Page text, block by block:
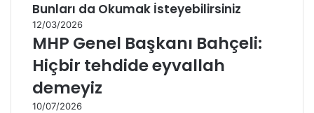
Bunları da Okumak İsteyebilirsiniz
12/03/2026
MHP Genel Başkanı Bahçeli:
Hiçbir tehdide eyvallah
demeyiz
10/07/2026